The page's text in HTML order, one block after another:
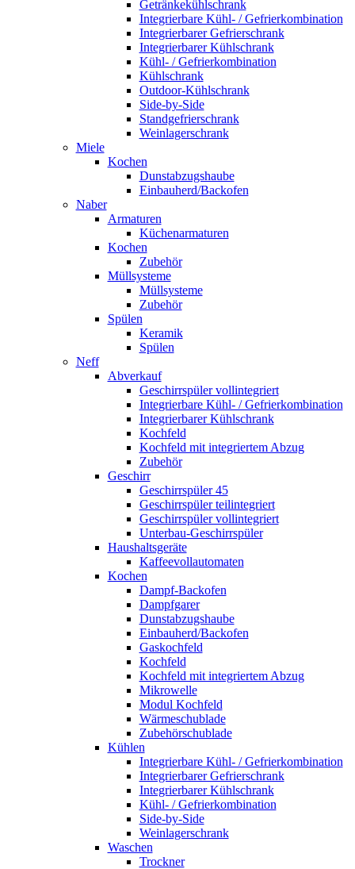
Getränkekühlschrank
Integrierbare Kühl- / Gefrierkombination
Integrierbarer Gefrierschrank
Integrierbarer Kühlschrank
Kühl- / Gefrierkombination
Kühlschrank
Outdoor-Kühlschrank
Side-by-Side
Standgefrierschrank
Weinlagerschrank
Miele
Kochen
Dunstabzugshaube
Einbauherd/Backofen
Naber
Armaturen
Küchenarmaturen
Kochen
Zubehör
Müllsysteme
Müllsysteme
Zubehör
Spülen
Keramik
Spülen
Neff
Abverkauf
Geschirrspüler vollintegriert
Integrierbare Kühl- / Gefrierkombination
Integrierbarer Kühlschrank
Kochfeld
Kochfeld mit integriertem Abzug
Zubehör
Geschirr
Geschirrspüler 45
Geschirrspüler teilintegriert
Geschirrspüler vollintegriert
Unterbau-Geschirrspüler
Haushaltsgeräte
Kaffeevollautomaten
Kochen
Dampf-Backofen
Dampfgarer
Dunstabzugshaube
Einbauherd/Backofen
Gaskochfeld
Kochfeld
Kochfeld mit integriertem Abzug
Mikrowelle
Modul Kochfeld
Wärmeschublade
Zubehörschublade
Kühlen
Integrierbare Kühl- / Gefrierkombination
Integrierbarer Gefrierschrank
Integrierbarer Kühlschrank
Kühl- / Gefrierkombination
Side-by-Side
Weinlagerschrank
Waschen
Trockner